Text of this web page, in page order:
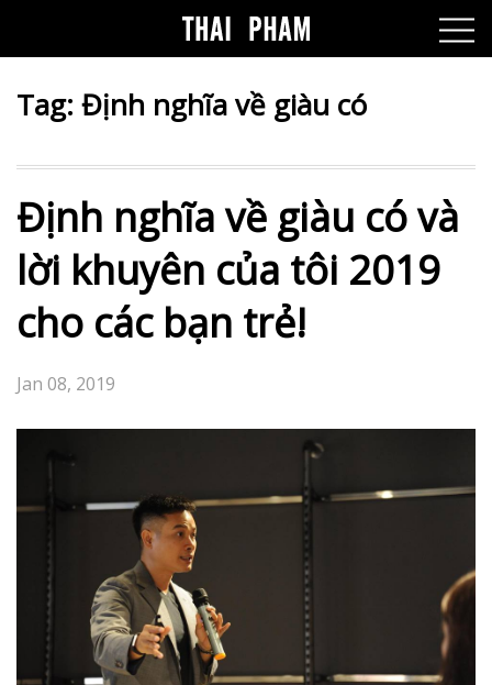
Tag: Định nghĩa về giàu có
Định nghĩa về giàu có và
lời khuyên của tôi 2019
cho các bạn trẻ!
Jan 08, 2019